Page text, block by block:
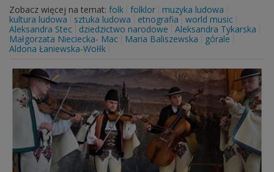
Zobacz więcej na temat: folk folklor
muzyka ludowa
kultura ludowa
sztuka ludowa etnografia
world music
Aleksandra Stec
dziedzictwo narodowe
Aleksandra Tykarska
Małgorzata Nieciecka- Mac
Maria Baliszewska
górale
Aldona Łaniewska-Wołłk